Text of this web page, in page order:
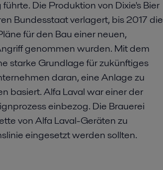
Die Produktion von Dixie's Bier
Bundesstaat verlagert, bis 2017 die
für den Bau einer neuen,
genommen wurden. Mit dem
starke Grundlage für zukünftiges
daran, eine Anlage zu
basiert. Alfa Laval war einer der
einbezog. Die Brauerei
von Alfa Laval-Geräten zu
eingesetzt werden sollten.